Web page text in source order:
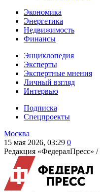
Экономика
Энергетика
Недвижимость
Финансы
Энциклопедия
Эксперты
Экспертные мнения
Личный взгляд
Интервью
Подписка
Спецпроекты
Москва
15 мая 2026, 03:29 0
Редакция «ФедералПресс» /